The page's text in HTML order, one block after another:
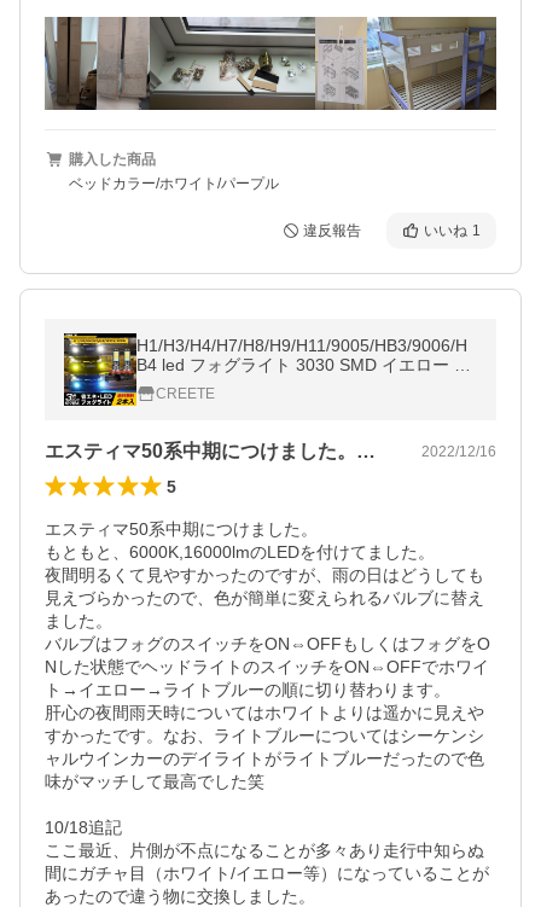
購入した商品
ベッドカラー/ホワイト/パープル
違反報告 いいね 1
H1/H3/H4/H7/H8/H9/H11/9005/HB3/9006/H
B4 led フォグライト 3030 SMD イエロー ア
イスブルー ホワイト 3色切り替え LEDバル
ブ 12V車対応
CREETE
エスティマ50系中期につけました。もと… 2022/12/16
5
エスティマ50系中期につけました。
もともと、6000K,16000lmのLEDを付けてました。
夜間明るくて見やすかったのですが、雨の日はどうしても
見えづらかったので、色が簡単に変えられるバルブに替え
ました。
バルブはフォグのスイッチをON⇔OFFもしくはフォグをO
Nした状態でヘッドライトのスイッチをON⇔OFFでホワイ
ト→イエロー→ライトブルーの順に切り替わります。
肝心の夜間雨天時についてはホワイトよりは遥かに見えや
すかったです。なお、ライトブルーについてはシーケンシ
ャルウインカーのデイライトがライトブルーだったので色
味がマッチして最高でした笑
10/18追記
ここ最近、片側が不点になることが多々あり走行中知らぬ
間にガチャ目（ホワイト/イエロー等）になっていることが
あったので違う物に交換しました。